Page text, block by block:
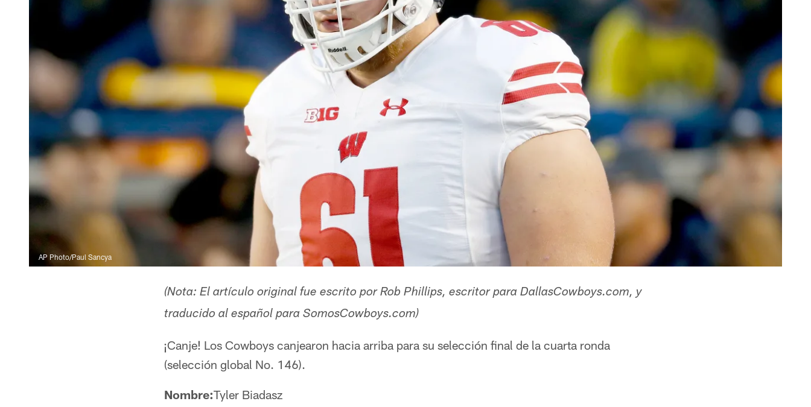
AP Photo/Paul Sancya
(Nota: El artículo original fue escrito por Rob Phillips, escritor para DallasCowboys.com, y
traducido al español para SomosCowboys.com)
¡Canje! Los Cowboys canjearon hacia arriba para su selección final de la cuarta ronda
(selección global No. 146).
Nombre:Tyler Biadasz